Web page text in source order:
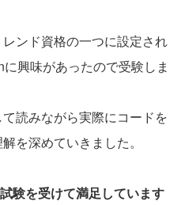
ンド資格の一つに設定され
興味があったので受験しま
読みながら実際にコードを
を深めていきました。
験を受けて満足しています